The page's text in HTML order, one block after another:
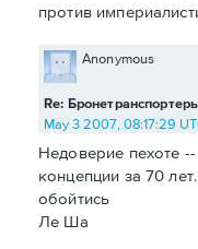
против
Re:
Anonymous
May 3 2007, 08:17:29
Недоверие пехоте
концепции за 70
обойтись
Ле Ша